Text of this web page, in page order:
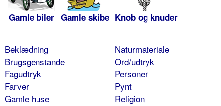
Gamle biler Gamle skibe Knob og knuder
Beklædning
Brugsgenstande
Fagudtryk
Farver
Gamle huse
Naturmateriale
Ord/udtryk
Personer
Pynt
Religion